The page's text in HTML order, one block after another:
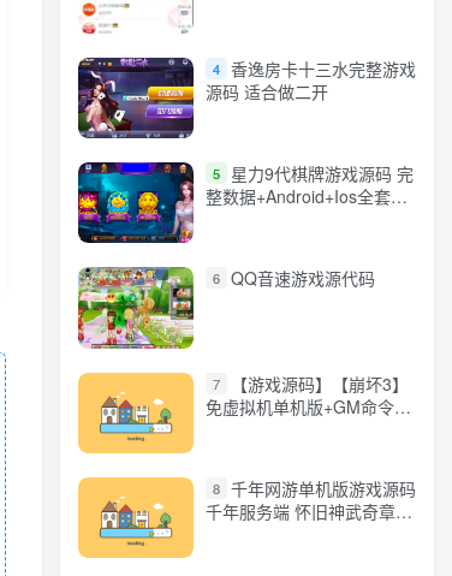
4 香逸房卡十三水完整游戏
源码 适合做二开
5
星力9代棋牌游戏源码 完
整数据+Android+Ios全套
6 QQ音速游戏源代码
7
【游戏源码】【崩坏3】
免虚拟机单机版+GM命令
8 千年网游单机版游戏源码
千年服务端 怀旧神武奇章一